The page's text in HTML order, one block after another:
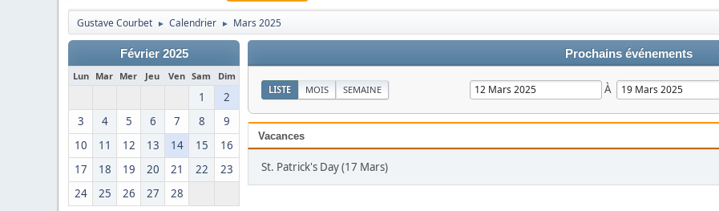
Gustave Courbet ► Calendrier ► Mars 2025
Février 2025
Lun Mar Mer Jeu Ven Sam Dim
1
2
3
4 5 6 7 8
9
10
11 12 13 14 15
16
17
18 19 20 21 22
23
24
25 26 27 28
Prochains événements
LISTE MOIS SEMAINE À
Vacances
St. Patrick's Day (17 Mars)